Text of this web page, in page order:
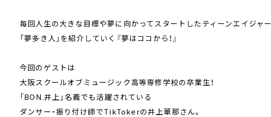
毎回人生の大きな目標や夢に向かってスタートしたティーンエイジャー
「夢多き人」を紹介していく『夢はココから！』
今回のゲストは
大阪スクールオブミュージック高等専修学校の卒業生！
「BON.井上」名義でも活躍されている
ダンサー・振り付け師でTikTokerの井上華那さん。